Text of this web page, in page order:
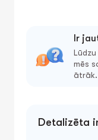
Ir
Lūdzu
mēs
ātrāk.
Detalizēta